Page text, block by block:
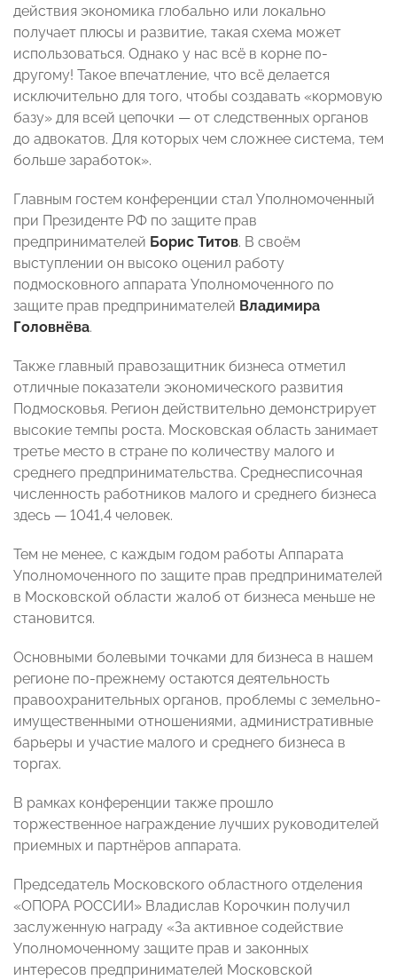
действия экономика глобально или локально
получает плюсы и развитие, такая схема может
использоваться. Однако у нас всё в корне по-
другому! Такое впечатление, что всё делается
исключительно для того, чтобы создавать «кормовую
базу» для всей цепочки — от следственных органов
до адвокатов. Для которых чем сложнее система, тем
больше заработок».
Главным гостем конференции стал Уполномоченный
при Президенте РФ по защите прав
предпринимателей Борис Титов. В своём
выступлении он высоко оценил работу
подмосковного аппарата Уполномоченного по
защите прав предпринимателей Владимира
Головнёва.
Также главный правозащитник бизнеса отметил
отличные показатели экономического развития
Подмосковья. Регион действительно демонстрирует
высокие темпы роста. Московская область занимает
третье место в стране по количеству малого и
среднего предпринимательства. Среднесписочная
численность работников малого и среднего бизнеса
здесь — 1041,4 человек.
Тем не менее, с каждым годом работы Аппарата
Уполномоченного по защите прав предпринимателей
в Московской области жалоб от бизнеса меньше не
становится.
Основными болевыми точками для бизнеса в нашем
регионе по-прежнему остаются деятельность
правоохранительных органов, проблемы с земельно-
имущественными отношениями, административные
барьеры и участие малого и среднего бизнеса в
торгах.
В рамках конференции также прошло
торжественное награждение лучших руководителей
приемных и партнёров аппарата.
Председатель Московского областного отделения
«ОПОРА РОССИИ» Владислав Корочкин получил
заслуженную награду «За активное содействие
Уполномоченному защите прав и законных
интересов предпринимателей Московской